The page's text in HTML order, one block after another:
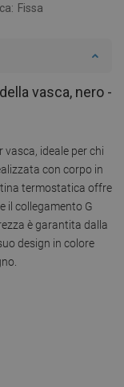
Fissa
vasca, nero -
ideale per chi
con corpo in
termostatica offre
il collegamento G
è garantita dalla
design in colore